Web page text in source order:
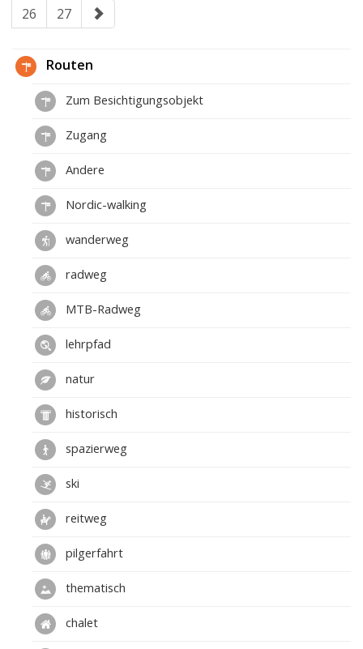
26
27
Routen
Zum Besichtigungsobjekt
Zugang
Andere
Nordic-walking
wanderweg
radweg
MTB-Radweg
lehrpfad
natur
historisch
spazierweg
ski
reitweg
pilgerfahrt
thematisch
chalet